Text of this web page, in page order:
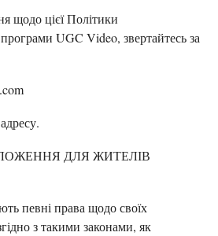
щодо цієї Політики
UGC Video, звертайтесь за
ДЛЯ ЖИТЕЛІВ
певні права щодо своїх
з такими законами, як